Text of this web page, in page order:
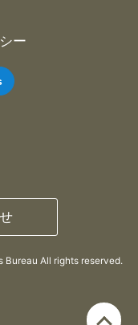
ー
All rights reserved.